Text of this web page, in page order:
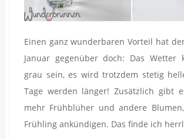
Einen ganz wunderbaren Vorteil hat
Januar gegenüber doch: Das Wetter
grau sein, es wird trotzdem stetig
Tage werden länger! Zusätzlich gibt
mehr Frühblüher und andere
Frühling ankündigen. Das finde ich